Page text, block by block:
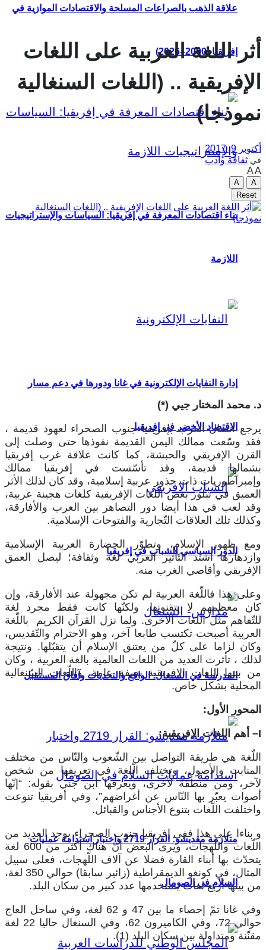
علاقة الذهب بالصراعات المسلحة والاقتصادات الموازية في
إفريقيا (2000–2026)
بناء اقتصادات المعرفة في إفريقيا: السياسات والإستراتيجيات
اللازمة
إدارة النفايات الإلكترونية في غانا ودورها في دعم مسار
الاقتصاد الأخضر في إفريقيا
الدور السياسي للشباب في إفريقيا
المدرسة في السنغال: الواقع والتحديات وآفاق المستقبل
متلازمة مقديشو: القرار 2719 واختبار استدامة عمليات
السلام في الصومال
أثر اللغة العربية على اللغات
الإفريقية .. (اللغات السنغالية
نموذجا)
أكتوبر 9, 2017
في ثقافة وأدب
AA
A
A
Reset
د. محمد المختار جيي (*)
يرجع اتصال العرب بإفريقيا جنوب الصحراء لعهود قديمة ،
فقد وسّعت ممالك اليمن القديمة نفوذها حتى وصلت إلى
القرن الإفريقي والحبشة، كما كانت علاقة غرب إفريقيا
بشمالها قديمة، وقد تأسّست في إفريقيا ممالك
وإمبراطوريات ذات جذور عربية إسلامية، وقد كان لذلك الأثر
العميق في تبلور بعض اللغات الإفريقية كلغات هجينة عربية،
وقد لعب في هذا أيضا دور التصاهر بين العرب والأفارقة،
وكذلك تلك العلاقات التّجارية والفتوحات الإسلامية.
ومع ظهور الإسلام، وتطوّر الحضارة العربية الإسلامية
وازدهارها اشتد التّأثير العربي لغة وثقافة؛ ليصل العمق
الإفريقي وأقاصي الغرب منه.
وعلى هذا فاللّغة العربية لم تكن مجهولة عند الأفارقة، وإن
كان معظمهم لا يتقنونها، ولكنّها كانت فقط مجرد لغة
للتّفاهم مثل اللغات الأخرى. ولما نزل القرآن الكريم باللّغة
العربية أصبحت تكتسب طابعا آخر، وهو الاحترام والتّقديس،
وكان لزاما على كلّ من يعتنق الإسلام أن يتقبّلها. ونتيجة
لذلك ، تأثرت العديد من اللغات العالمية بالغة العربية ، وكان
من بينها اللغات الإفريقية بصفة عامة، واللّغات السّنغالية
المحلية بشكل خاص.
المحور الأول:
I– أهم اللغات الإفريقية:
اللّغة هي طريقة التواصل بين الشّعوب والنّاس من مختلف
المنابت والأصول، وتختلف الّلغة في تعريفها من شخص
لآخر، ومن منطقة لأخرى، ويعرفها ابن جني بقوله: “إنّها
أصوات يعبّر بها النّاس عن أغراضهم”، وفي أفريقيا تنوعت
واختلفت اللّغات بتنوع الأجناس والقبائل.
و بناءا على هذا ففي إفريقيا جنوب الصحراء يوجد العديد من
اللّغات واللّهجات، ويرى البعض أنّ هناك أكثر من 600 لغة
يتحدّث بها أبناء القارة فضلا عن آلاف اللّهجات، فعلى سبيل
المثال، في كونغو الديمقراطية (زائير سابقا) حوالي 350 لغة،
من بينها أربع لغات يستخدمها عدد كبير من سكان البلد.
وفي غانا تمّ إحصاء ما بين 47 و 62 لغة، وفي ساحل العاج
حوالي 72، وفي الكاميرون 62، وفي السنغال حاليا 22 لغة
مقنّنة ومتداولة بين سكان البلد (1).